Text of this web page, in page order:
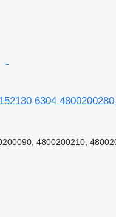
6304
4800200210,